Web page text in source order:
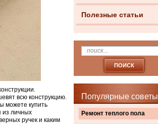
Полезные статьи
Популярные советы
Ремонт теплого пола
всю конструкцию.
можете купить
из личных
ручек и каким